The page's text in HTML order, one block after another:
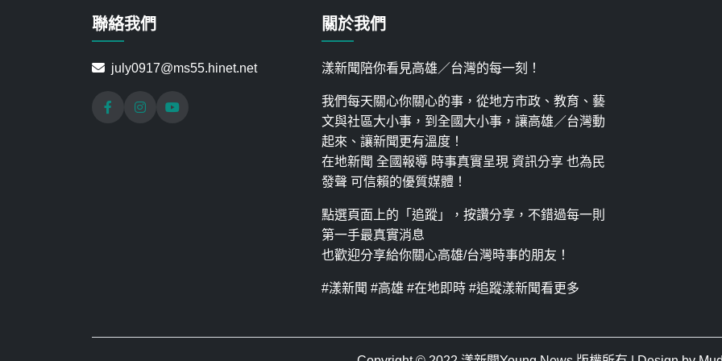
聯絡我們
july0917@ms55.hinet.net
關於我們
漾新聞陪你看見高雄／台灣的每一刻！
我們每天關心你關心的事，從地方市政、教育、藝
文與社區大小事，到全國大小事，讓高雄／台灣動
起來、讓新聞更有溫度！
在地新聞 全國報導 時事真實呈現 資訊分享 也為民
發聲 可信賴的優質媒體！
點選頁面上的「追蹤」，按讚分享，不錯過每一則
第一手最真實消息
也歡迎分享給你關心高雄/台灣時事的朋友！
#漾新聞 #高雄 #在地即時 #追蹤漾新聞看更多